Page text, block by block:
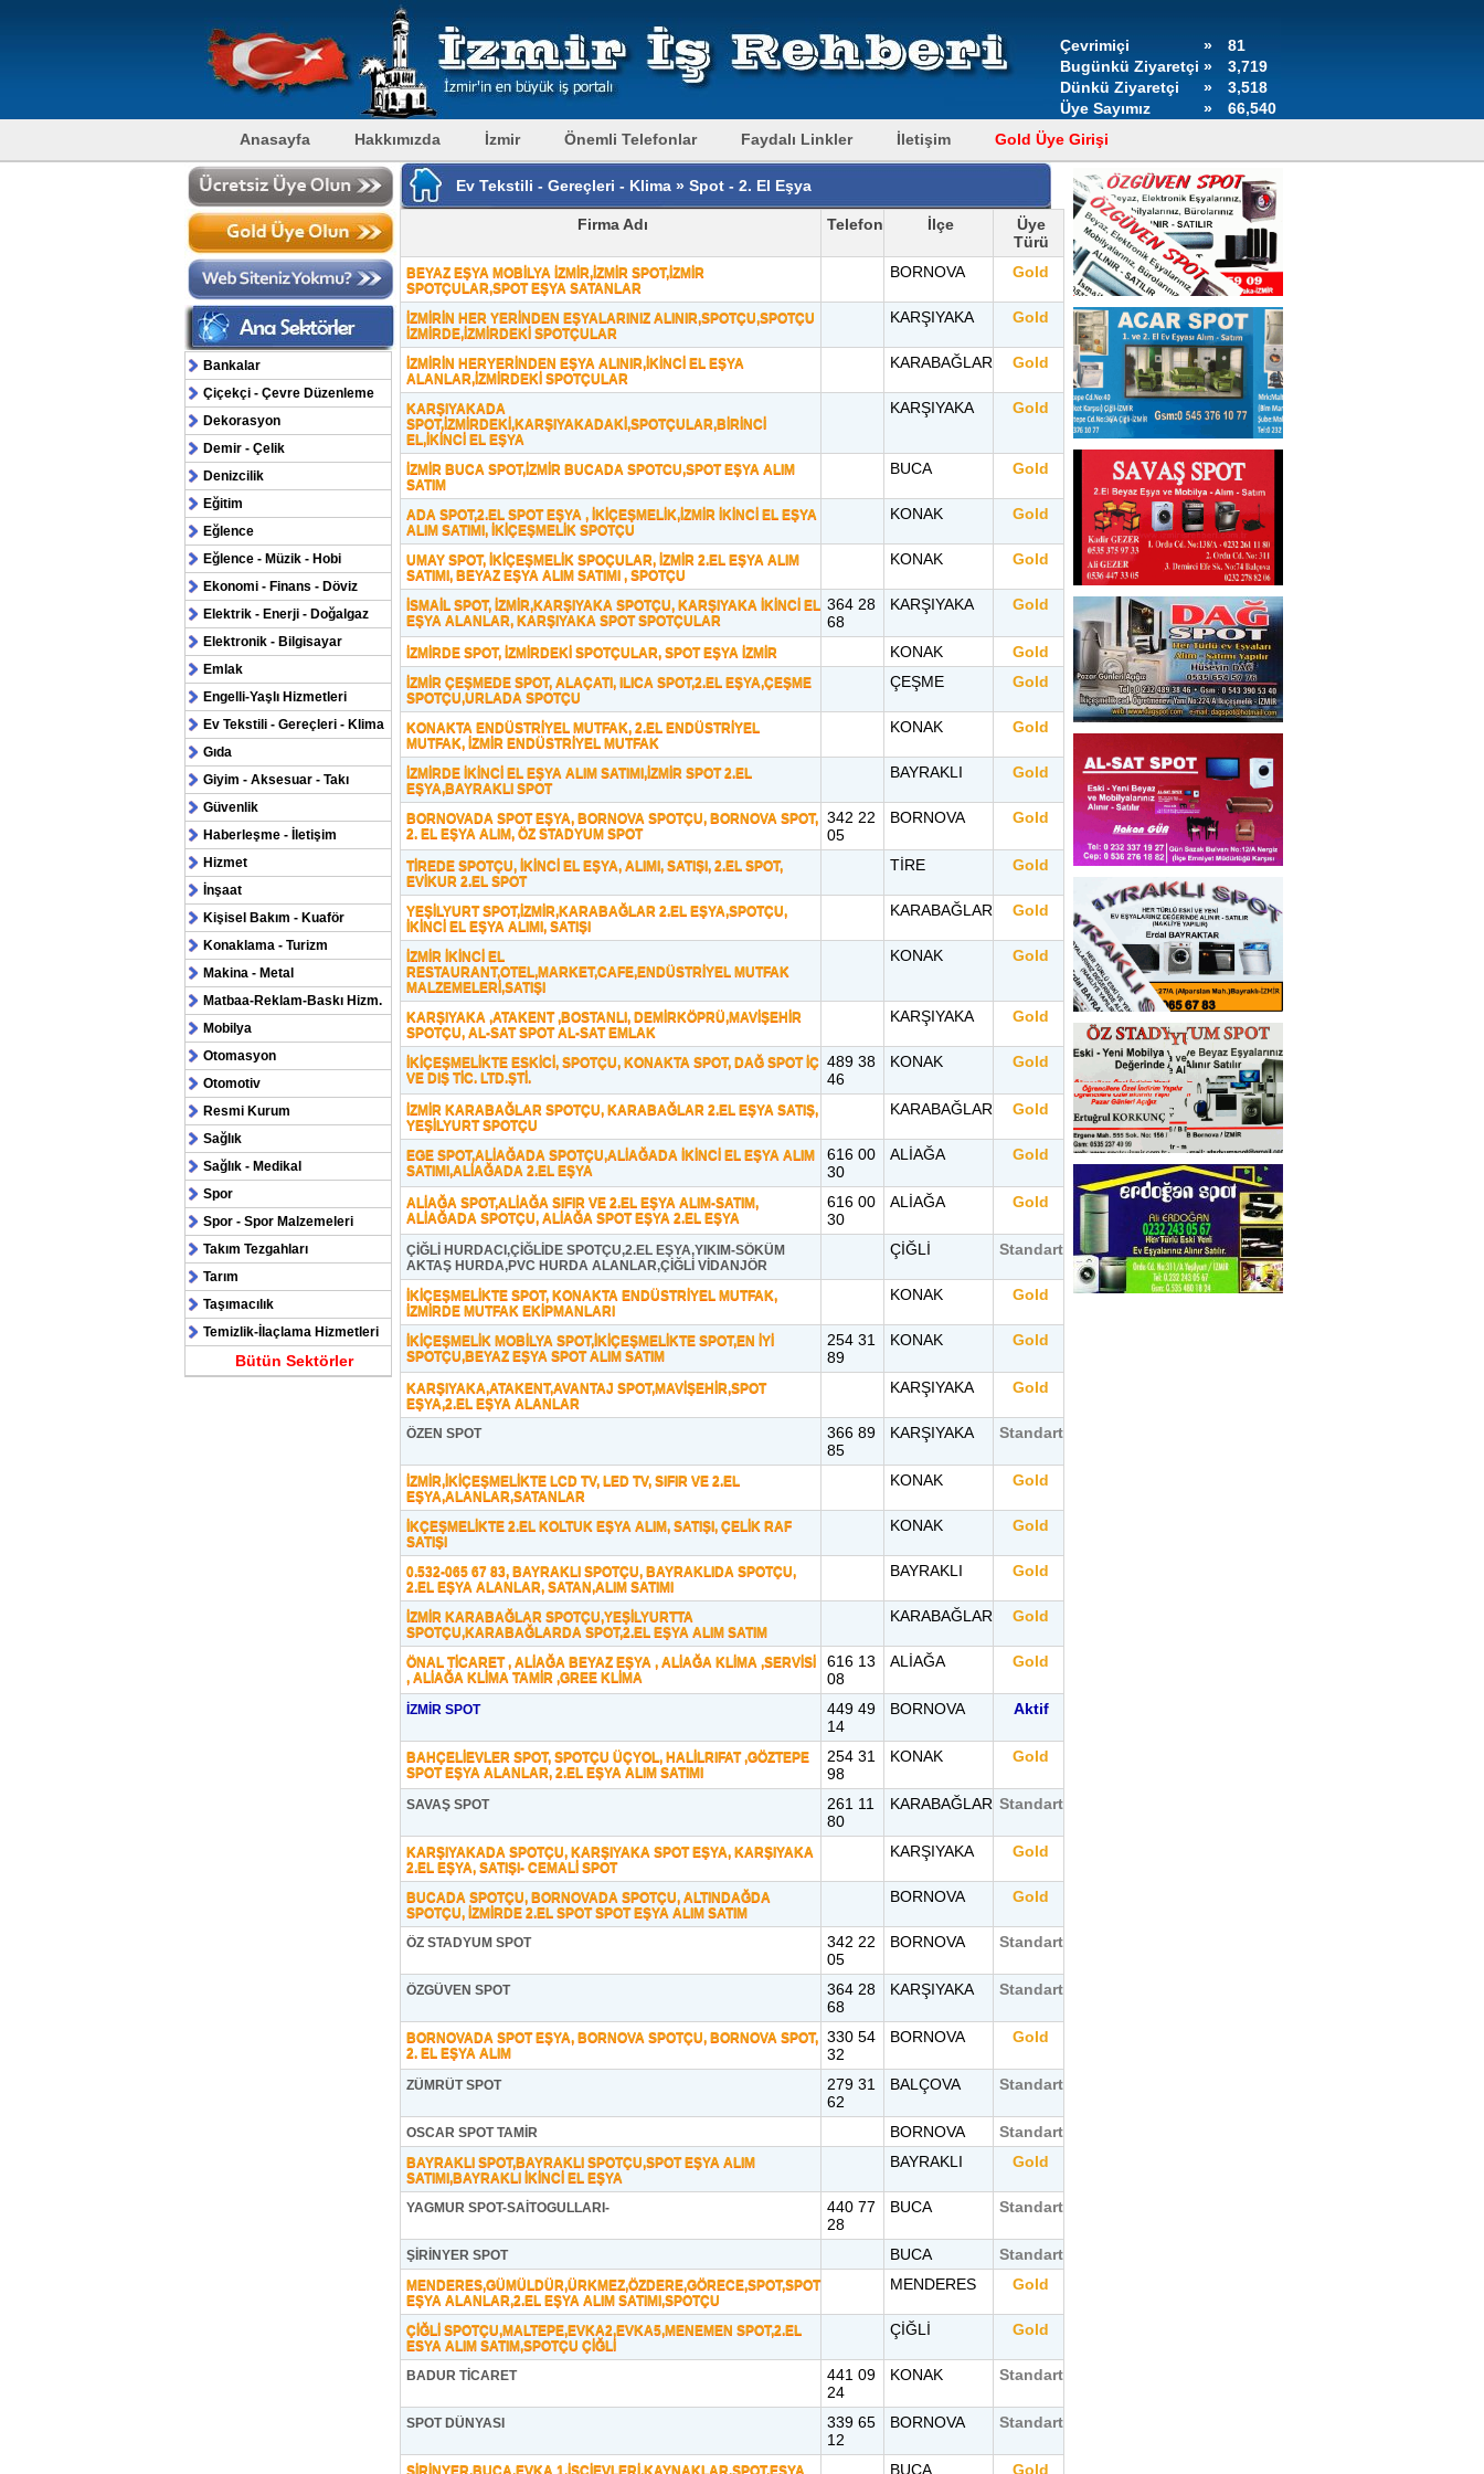
Çevrimiçi »
81
Bugünkü Ziyaretçi »
3,719
Dünkü Ziyaretçi
»
3,518
Üye Sayımız
»
66,540
Anasayfa
Hakkımızda İzmir Önemli Telefonlar Faydalı Linkler İletişim Gold Üye Girişi
Bankalar
Çiçekçi - Çevre Düzenleme
Dekorasyon
Demir - Çelik
Denizcilik
Eğitim
Eğlence
Eğlence - Müzik - Hobi
Ekonomi - Finans - Döviz
Elektrik - Enerji - Doğalgaz
Elektronik - Bilgisayar
Emlak
Engelli-Yaşlı Hizmetleri
Ev Tekstili - Gereçleri - Klima
Gıda
Giyim - Aksesuar - Takı
Güvenlik
Haberleşme - İletişim
Hizmet
İnşaat
Kişisel Bakım - Kuaför
Konaklama - Turizm
Makina - Metal
Matbaa-Reklam-Baskı Hizm.
Mobilya
Otomasyon
Otomotiv
Resmi Kurum
Sağlık
Sağlık - Medikal
Spor
Spor - Spor Malzemeleri
Takım Tezgahları
Tarım
Taşımacılık
Temizlik-İlaçlama Hizmetleri
Bütün Sektörler
Ev Tekstili - Gereçleri - Klima » Spot - 2. El Eşya
Firma Adı Telefon İlçe
Üye
Türü
BEYAZ EŞYA MOBİLYA İZMİR,İZMİR SPOT,İZMİR
SPOTÇULAR,SPOT EŞYA SATANLAR
BORNOVA Gold
İZMİRİN HER YERİNDEN EŞYALARINIZ ALINIR,SPOTÇU,SPOTÇU
İZMİRDE,İZMİRDEKİ SPOTÇULAR
KARŞIYAKA Gold
İZMİRİN HERYERİNDEN EŞYA ALINIR,İKİNCİ EL EŞYA
ALANLAR,İZMİRDEKİ SPOTÇULAR
KARABAĞLAR Gold
KARŞIYAKADA
SPOT,İZMİRDEKİ,KARŞIYAKADAKİ,SPOTÇULAR,BİRİNCİ
EL,İKİNCİ EL EŞYA
KARŞIYAKA Gold
İZMİR BUCA SPOT,İZMİR BUCADA SPOTCU,SPOT EŞYA ALIM
SATIM
BUCA Gold
ADA SPOT,2.EL SPOT EŞYA , İKİÇEŞMELİK,İZMİR İKİNCİ EL EŞYA
ALIM SATIMI, İKİÇEŞMELİK SPOTÇU
KONAK Gold
UMAY SPOT, İKİÇEŞMELİK SPOÇULAR, İZMİR 2.EL EŞYA ALIM
SATIMI, BEYAZ EŞYA ALIM SATIMI , SPOTÇU
KONAK Gold
İSMAİL SPOT, İZMİR,KARŞIYAKA SPOTÇU, KARŞIYAKA İKİNCİ EL
EŞYA ALANLAR, KARŞIYAKA SPOT SPOTÇULAR
364 28
68
KARŞIYAKA Gold
İZMİRDE SPOT, İZMİRDEKİ SPOTÇULAR, SPOT EŞYA İZMİR KONAK Gold
İZMİR ÇEŞMEDE SPOT, ALAÇATI, ILICA SPOT,2.EL EŞYA,ÇEŞME
SPOTÇU,URLADA SPOTÇU
ÇEŞME Gold
KONAKTA ENDÜSTRİYEL MUTFAK, 2.EL ENDÜSTRİYEL
MUTFAK, İZMİR ENDÜSTRİYEL MUTFAK
KONAK Gold
İZMİRDE İKİNCİ EL EŞYA ALIM SATIMI,İZMİR SPOT 2.EL
EŞYA,BAYRAKLI SPOT
BAYRAKLI Gold
BORNOVADA SPOT EŞYA, BORNOVA SPOTÇU, BORNOVA SPOT,
2. EL EŞYA ALIM, ÖZ STADYUM SPOT
342 22
05
BORNOVA Gold
TİREDE SPOTÇU, İKİNCİ EL EŞYA, ALIMI, SATIŞI, 2.EL SPOT,
EVİKUR 2.EL SPOT
TİRE Gold
YEŞİLYURT SPOT,İZMİR,KARABAĞLAR 2.EL EŞYA,SPOTÇU,
İKİNCİ EL EŞYA ALIMI, SATIŞI
KARABAĞLAR Gold
İZMİR İKİNCİ EL
RESTAURANT,OTEL,MARKET,CAFE,ENDÜSTRİYEL MUTFAK
MALZEMELERİ,SATIŞI
KONAK Gold
KARŞIYAKA ,ATAKENT ,BOSTANLI, DEMİRKÖPRÜ,MAVİŞEHİR
SPOTÇU, AL-SAT SPOT AL-SAT EMLAK
KARŞIYAKA Gold
İKİÇEŞMELİKTE ESKİCİ, SPOTÇU, KONAKTA SPOT, DAĞ SPOT İÇ
VE DIŞ TİC. LTD.ŞTİ.
489 38
46
KONAK Gold
İZMİR KARABAĞLAR SPOTÇU, KARABAĞLAR 2.EL EŞYA SATIŞ,
YEŞİLYURT SPOTÇU
KARABAĞLAR Gold
EGE SPOT,ALİAĞADA SPOTÇU,ALİAĞADA İKİNCİ EL EŞYA ALIM
SATIMI,ALİAĞADA 2.EL EŞYA
616 00
30
ALİAĞA Gold
ALİAĞA SPOT,ALİAĞA SIFIR VE 2.EL EŞYA ALIM-SATIM,
ALİAĞADA SPOTÇU, ALİAĞA SPOT EŞYA 2.EL EŞYA
616 00
30
ALİAĞA Gold
ÇİĞLİ HURDACI,ÇİĞLİDE SPOTÇU,2.EL EŞYA,YIKIM-SÖKÜM
AKTAŞ HURDA,PVC HURDA ALANLAR,ÇİĞLİ VİDANJÖR
ÇİĞLİ Standart
İKİÇEŞMELİKTE SPOT, KONAKTA ENDÜSTRİYEL MUTFAK,
İZMİRDE MUTFAK EKİPMANLARI
KONAK Gold
İKİÇEŞMELİK MOBİLYA SPOT,İKİÇEŞMELİKTE SPOT,EN İYİ
SPOTÇU,BEYAZ EŞYA SPOT ALIM SATIM
254 31
89
KONAK Gold
KARŞIYAKA,ATAKENT,AVANTAJ SPOT,MAVİŞEHİR,SPOT
EŞYA,2.EL EŞYA ALANLAR
KARŞIYAKA Gold
ÖZEN SPOT
366 89
85
KARŞIYAKA Standart
İZMİR,İKİÇEŞMELİKTE LCD TV, LED TV, SIFIR VE 2.EL
EŞYA,ALANLAR,SATANLAR
KONAK Gold
İKÇEŞMELİKTE 2.EL KOLTUK EŞYA ALIM, SATIŞI, ÇELİK RAF
SATIŞI
KONAK Gold
0.532-065 67 83, BAYRAKLI SPOTÇU, BAYRAKLIDA SPOTÇU,
2.EL EŞYA ALANLAR, SATAN,ALIM SATIMI
BAYRAKLI Gold
İZMİR KARABAĞLAR SPOTÇU,YEŞİLYURTTA
SPOTÇU,KARABAĞLARDA SPOT,2.EL EŞYA ALIM SATIM
KARABAĞLAR Gold
ÖNAL TİCARET , ALİAĞA BEYAZ EŞYA , ALİAĞA KLİMA ,SERVİSİ
, ALİAĞA KLİMA TAMİR ,GREE KLİMA
616 13
08
ALİAĞA Gold
İZMİR SPOT
449 49
14
BORNOVA Aktif
BAHÇELİEVLER SPOT, SPOTÇU ÜÇYOL, HALİLRIFAT ,GÖZTEPE
SPOT EŞYA ALANLAR, 2.EL EŞYA ALIM SATIMI
254 31
98
KONAK Gold
SAVAŞ SPOT
261 11
80
KARABAĞLAR Standart
KARŞIYAKADA SPOTÇU, KARŞIYAKA SPOT EŞYA, KARŞIYAKA
2.EL EŞYA, SATIŞI- CEMALİ SPOT
KARŞIYAKA Gold
BUCADA SPOTÇU, BORNOVADA SPOTÇU, ALTINDAĞDA
SPOTÇU, İZMİRDE 2.EL SPOT SPOT EŞYA ALIM SATIM
BORNOVA Gold
ÖZ STADYUM SPOT
342 22
05
BORNOVA Standart
ÖZGÜVEN SPOT
364 28
68
KARŞIYAKA Standart
BORNOVADA SPOT EŞYA, BORNOVA SPOTÇU, BORNOVA SPOT,
2. EL EŞYA ALIM
330 54
32
BORNOVA Gold
ZÜMRÜT SPOT
279 31
62
BALÇOVA Standart
OSCAR SPOT TAMİR BORNOVA Standart
BAYRAKLI SPOT,BAYRAKLI SPOTÇU,SPOT EŞYA ALIM
SATIMI,BAYRAKLI İKİNCİ EL EŞYA
BAYRAKLI Gold
YAGMUR SPOT-SAİTOGULLARI-
440 77
28
BUCA Standart
ŞİRİNYER SPOT BUCA Standart
MENDERES,GÜMÜLDÜR,ÜRKMEZ,ÖZDERE,GÖRECE,SPOT,SPOT
EŞYA ALANLAR,2.EL EŞYA ALIM SATIMI,SPOTÇU
MENDERES Gold
ÇİĞLİ SPOTÇU,MALTEPE,EVKA2,EVKA5,MENEMEN SPOT,2.EL
ESYA ALIM SATIM,SPOTÇU ÇİĞLİ
ÇİĞLİ Gold
BADUR TİCARET
441 09
24
KONAK Standart
SPOT DÜNYASI
339 65
12
BORNOVA Standart
ŞİRİNYER,BUCA,EVKA 1,İŞCİEVLERİ,KAYNAKLAR,SPOT,EŞYA BUCA Gold